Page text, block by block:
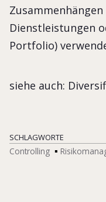
Dienstleistungen
Portfolio)
siehe auch:
SCHLAGWORTE
Controlling